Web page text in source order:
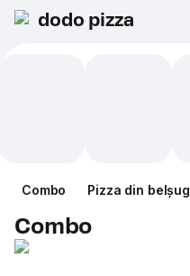
dodo pizza
Combo Pizza din belșug
Combo